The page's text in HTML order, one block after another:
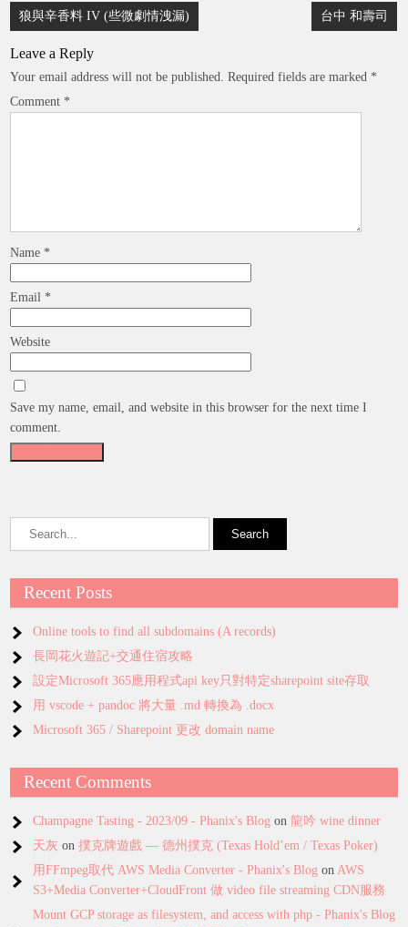
Post
navigation
狼與辛香料 IV (些微劇情洩漏) 台中 和壽司
Leave a Reply
Your email address will not be published. Required fields are marked *
Comment *
Name *
Email *
Website
Save my name, email, and website in this browser for the next time I
comment.
Recent Posts
Online tools to find all subdomains (A records)
長岡花火遊記+交通住宿攻略
設定Microsoft 365應用程式api key只對特定sharepoint site存取
用 vscode + pandoc 將大量 .md 轉換為 .docx
Microsoft 365 / Sharepoint 更改 domain name
Recent Comments
Champagne Tasting - 2023/09 - Phanix's Blog on龍吟 wine dinner
天灰 on撲克牌遊戲 — 德州撲克 (Texas Hold’em / Texas Poker)
用FFmpeg取代 AWS Media Converter - Phanix's Blog onAWS
S3+Media Converter+CloudFront 做 video file streaming CDN服務
Mount GCP storage as filesystem, and access with php - Phanix's Blog